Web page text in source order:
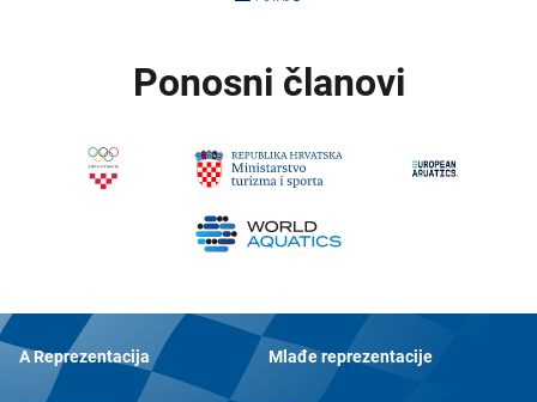
Ponosni članovi
A Reprezentacija Mlađe reprezentacije